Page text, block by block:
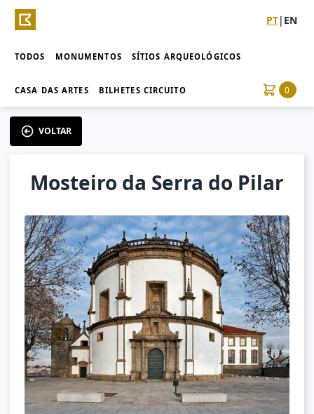
PT| EN
TODOS MONUMENTOS SÍTIOS ARQUEOLÓGICOS
CASA DAS ARTES BILHETES CIRCUITO 0
VOLTAR
Mosteiro da Serra do Pilar